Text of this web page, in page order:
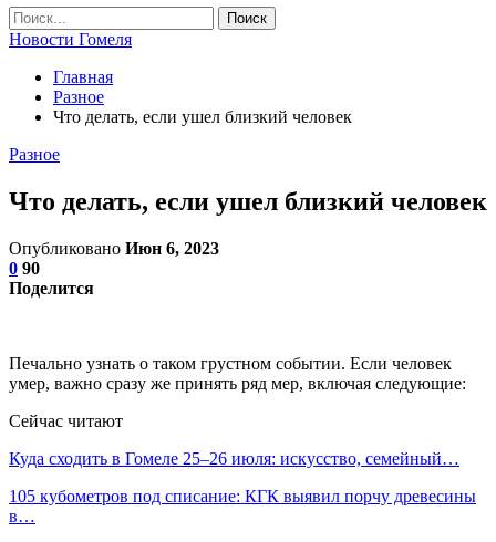
Новости Гомеля
Главная
Разное
Что делать, если ушел близкий человек
Разное
Что делать, если ушел близкий человек
Опубликовано Июн 6, 2023
0 90
Поделится
Печально узнать о таком грустном событии. Если человек
умер, важно сразу же принять ряд мер, включая следующие:
Сейчас читают
Куда сходить в Гомеле 25–26 июля: искусство, семейный…
105 кубометров под списание: КГК выявил порчу древесины
в…